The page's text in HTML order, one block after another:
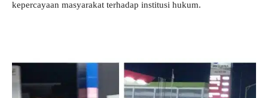
kepercayaan masyarakat terhadap institusi hukum.